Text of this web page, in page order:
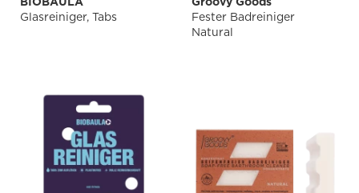
Glasreiniger, Tabs
Fester Badreiniger
Natural